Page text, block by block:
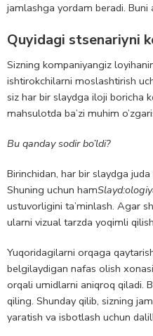
jamlashga yordam beradi. Buni
Quyidagi stsenariyni
Sizning kompaniyangiz
ishtirokchilarni moslashtirish
siz har bir slaydga iloji boricha
mahsulotda ba’zi muhim
Bu qanday sodir bo’ldi?
Birinchidan, har bir slaydga
Shuning uchun ham
ustuvorligini ta’minlash. Agar
ularni vizual tarzda yoqimli
Yuqoridagilarni orqaga
belgilaydigan nafas olish
orqali umidlarni aniqroq qiladi.
qiling. Shunday qilib, sizning
yaratish va isbotlash uchun